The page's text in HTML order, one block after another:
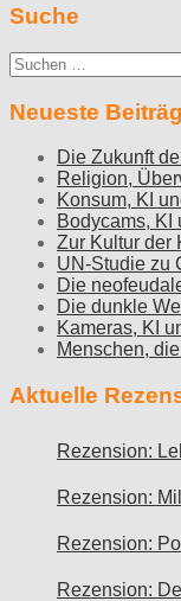
Suche
Suche
nach:
Neueste
Die Zukunft
Religion,
Konsum, KI
Bodycams, KI
Zur Kultur der
UN-Studie zu
Die
Die dunkle
Kameras, KI
Menschen,
Aktuelle
Rezension:
Rezension:
Rezension:
Rezension: